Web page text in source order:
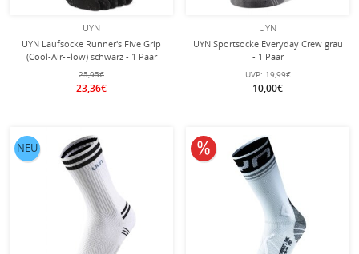
UYN
UYN Laufsocke Runner's Five Grip
(Cool-Air-Flow) schwarz - 1 Paar
25,95€
23,36€
UYN
UYN Sportsocke Everyday Crew grau
- 1 Paar
UVP: 19,99€
10,00€
NEU 10% reduziert